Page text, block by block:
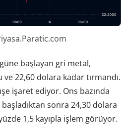
başlayan gri metal,
22,60 dolara kadar tırmandı.
işaret ediyor. Ons bazında
sonra 24,30 dolara
1,5 kayıpla işlem görüyor.